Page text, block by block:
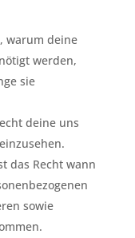
warum deine
werden,
sie
deine uns
das Recht wann
sowie